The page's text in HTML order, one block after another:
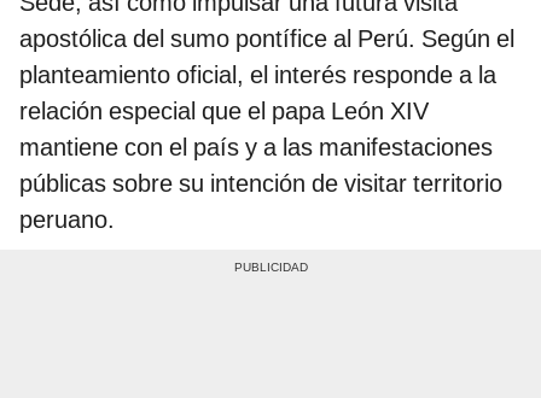
apostólica del sumo pontífice al Perú. Según el
planteamiento oficial, el interés responde a la
relación especial que el papa León XIV
mantiene con el país y a las manifestaciones
públicas sobre su intención de visitar territorio
peruano.